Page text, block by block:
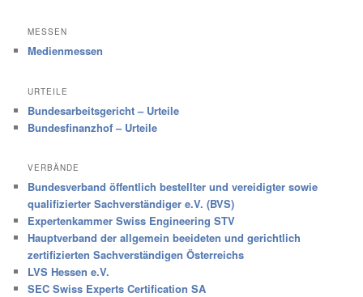
MESSEN
Medienmessen
URTEILE
Bundesarbeitsgericht – Urteile
Bundesfinanzhof – Urteile
VERBÄNDE
Bundesverband öffentlich bestellter und vereidigter sowie
qualifizierter Sachverständiger e.V. (BVS)
Expertenkammer Swiss Engineering STV
Hauptverband der allgemein beeideten und gerichtlich
zertifizierten Sachverständigen Österreichs
LVS Hessen e.V.
SEC Swiss Experts Certification SA